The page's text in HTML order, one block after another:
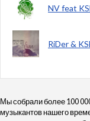
NV feat
RiDer &
Мы собрали более 100
музыкантов нашего